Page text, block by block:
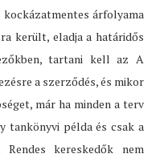
árfolyama
került, eladja a határidős
tartani kell az A
a szerződés, és mikor
már ha minden a terv
tankönyvi példa és csak a
kereskedők nem